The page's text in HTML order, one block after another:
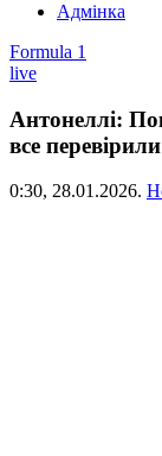
Адмінка
Formula 1
live
Антонеллі:
все перевірили
0:30, 28.01.2026.